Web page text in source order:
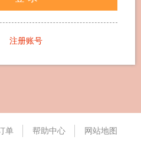
注册账号
单 帮助中心
网站地图